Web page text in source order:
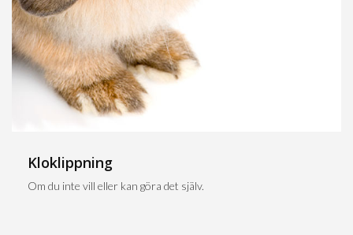
Kloklippning
Om du inte vill eller kan göra det själv.